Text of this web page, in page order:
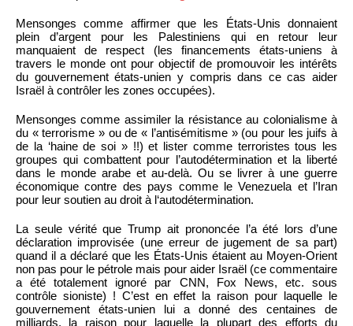
Mensonges comme affirmer que les États-Unis donnaient
plein d’argent pour les Palestiniens qui en retour leur
manquaient de respect (les financements états-uniens à
travers le monde ont pour objectif de promouvoir les intérêts
du gouvernement états-unien y compris dans ce cas aider
Israël à contrôler les zones occupées).
Mensonges comme assimiler la résistance au colonialisme à
du « terrorisme » ou de « l’antisémitisme » (ou pour les juifs à
de la ‘haine de soi » !!) et lister comme terroristes tous les
groupes qui combattent pour l’autodétermination et la liberté
dans le monde arabe et au-delà. Ou se livrer à une guerre
économique contre des pays comme le Venezuela et l’Iran
pour leur soutien au droit à l‘autodétermination.
La seule vérité que Trump ait prononcée l’a été lors d’une
déclaration improvisée (une erreur de jugement de sa part)
quand il a déclaré que les États-Unis étaient au Moyen-Orient
non pas pour le pétrole mais pour aider Israël (ce commentaire
a été totalement ignoré par CNN, Fox News, etc. sous
contrôle sioniste) ! C’est en effet la raison pour laquelle le
gouvernement états-unien lui a donné des centaines de
milliards, la raison pour laquelle la plupart des efforts du